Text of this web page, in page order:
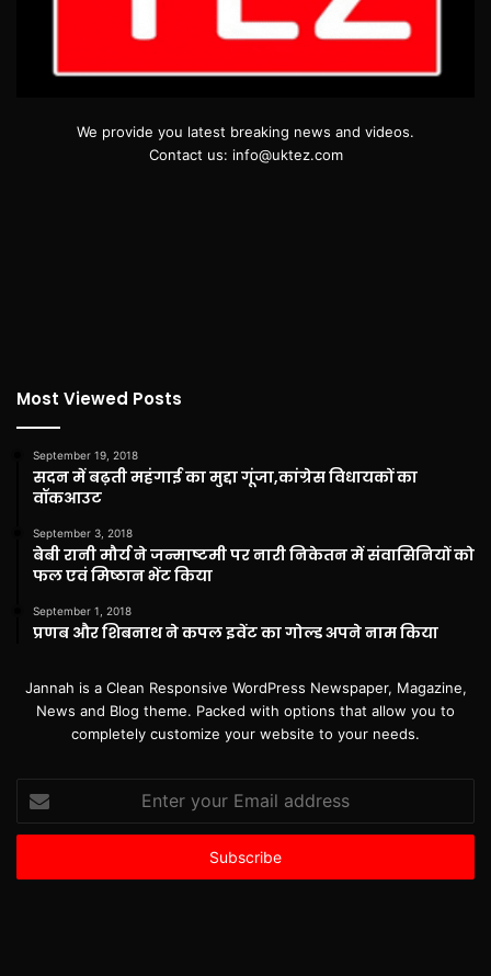
We provide you latest breaking news and videos.
Contact us: info@uktez.com
Most Viewed Posts
September 19, 2018
सदन में बढ़ती महंगाई का मुद्दा गूंजा,कांग्रेस विधायकों का
वॉकआउट
September 3, 2018
बेबी रानी मौर्य ने जन्माष्टमी पर नारी निकेतन में संवासिनियों को
फल एवं मिष्ठान भेंट किया
September 1, 2018
प्रणब और शिबनाथ ने कपल इवेंट का गोल्ड अपने नाम किया
Jannah is a Clean Responsive WordPress Newspaper, Magazine,
News and Blog theme. Packed with options that allow you to
completely customize your website to your needs.
your
Email